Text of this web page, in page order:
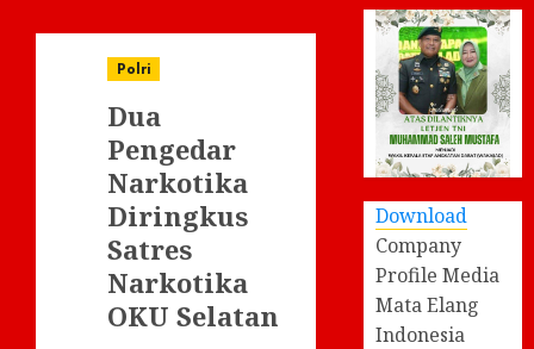
Polri
Dua
Pengedar
Narkotika
Diringkus
Satres
Narkotika
OKU Selatan
Download
Company
Profile Media
Mata Elang
Indonesia